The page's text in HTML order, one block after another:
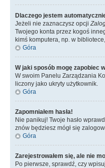
Dlaczego jestem
Jeżeli nie zaznaczysz opcji
Twojego konta przez kogoś
kimś komputera, np. w
Góra
W jaki sposób mogę zapobiec
W swoim Panelu Zarządzania
liczony jako ukryty użytkownik.
Góra
Zapomniałem hasła!
Nie panikuj! Twoje hasło
znów będziesz mógł się
Góra
Zarejestrowałem się, ale nie
Po pierwsze, sprawdź, czy